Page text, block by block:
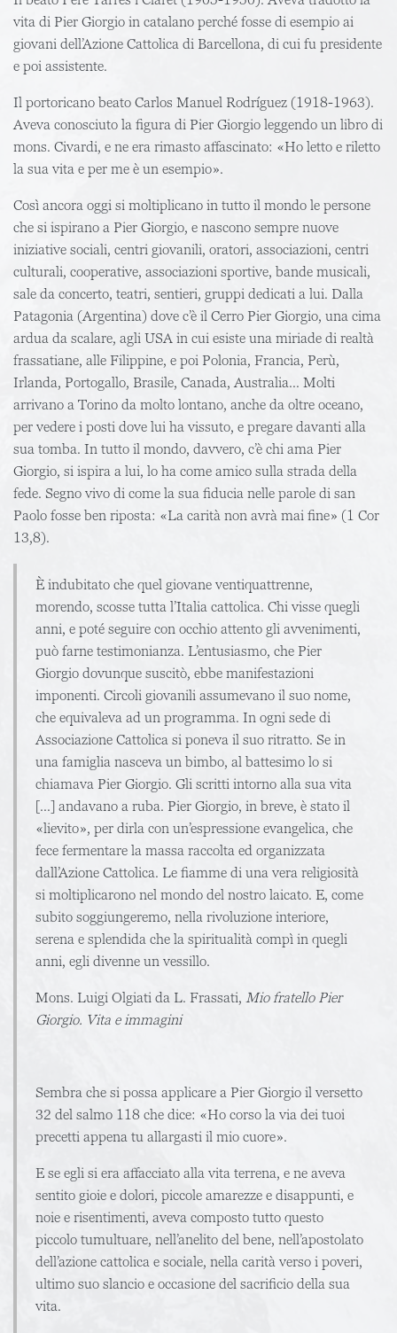
vita di Pier Giorgio in catalano perché fosse di esempio ai
giovani dell’Azione Cattolica di Barcellona, di cui fu presidente
e poi assistente.
Il portoricano beato Carlos Manuel Rodríguez (1918-1963).
Aveva conosciuto la figura di Pier Giorgio leggendo un libro di
mons. Civardi, e ne era rimasto affascinato: «Ho letto e riletto
la sua vita e per me è un esempio».
Così ancora oggi si moltiplicano in tutto il mondo le persone
che si ispirano a Pier Giorgio, e nascono sempre nuove
iniziative sociali, centri giovanili, oratori, associazioni, centri
culturali, cooperative, associazioni sportive, bande musicali,
sale da concerto, teatri, sentieri, gruppi dedicati a lui. Dalla
Patagonia (Argentina) dove c’è il Cerro Pier Giorgio, una cima
ardua da scalare, agli USA in cui esiste una miriade di realtà
frassatiane, alle Filippine, e poi Polonia, Francia, Perù,
Irlanda, Portogallo, Brasile, Canada, Australia... Molti
arrivano a Torino da molto lontano, anche da oltre oceano,
per vedere i posti dove lui ha vissuto, e pregare davanti alla
sua tomba. In tutto il mondo, davvero, c’è chi ama Pier
Giorgio, si ispira a lui, lo ha come amico sulla strada della
fede. Segno vivo di come la sua fiducia nelle parole di san
Paolo fosse ben riposta: «La carità non avrà mai fine» (1 Cor
13,8).
È indubitato che quel giovane ventiquattrenne,
morendo, scosse tutta l’Italia cattolica. Chi visse quegli
anni, e poté seguire con occhio attento gli avvenimenti,
può farne testimonianza. L’entusiasmo, che Pier
Giorgio dovunque suscitò, ebbe manifestazioni
imponenti. Circoli giovanili assumevano il suo nome,
che equivaleva ad un programma. In ogni sede di
Associazione Cattolica si poneva il suo ritratto. Se in
una famiglia nasceva un bimbo, al battesimo lo si
chiamava Pier Giorgio. Gli scritti intorno alla sua vita
[...] andavano a ruba. Pier Giorgio, in breve, è stato il
«lievito», per dirla con un’espressione evangelica, che
fece fermentare la massa raccolta ed organizzata
dall’Azione Cattolica. Le fiamme di una vera religiosità
si moltiplicarono nel mondo del nostro laicato. E, come
subito soggiungeremo, nella rivoluzione interiore,
serena e splendida che la spiritualità compì in quegli
anni, egli divenne un vessillo.
Mons. Luigi Olgiati da L. Frassati, Mio fratello Pier
Giorgio. Vita e immagini
Sembra che si possa applicare a Pier Giorgio il versetto
32 del salmo 118 che dice: «Ho corso la via dei tuoi
precetti appena tu allargasti il mio cuore».
E se egli si era affacciato alla vita terrena, e ne aveva
sentito gioie e dolori, piccole amarezze e disappunti, e
noie e risentimenti, aveva composto tutto questo
piccolo tumultuare, nell’anelito del bene, nell’apostolato
dell’azione cattolica e sociale, nella carità verso i poveri,
ultimo suo slancio e occasione del sacrificio della sua
vita.